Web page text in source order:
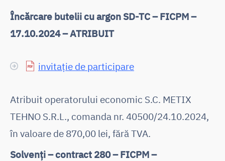
Încărcare butelii cu argon SD-TC – FICPM –
17.10.2024 – ATRIBUIT
invitație de participare
Atribuit operatorului economic S.C. METIX
TEHNO S.R.L., comanda nr. 40500/24.10.2024,
în valoare de 870,00 lei, fără TVA.
Solvenți – contract 280 – FICPM –